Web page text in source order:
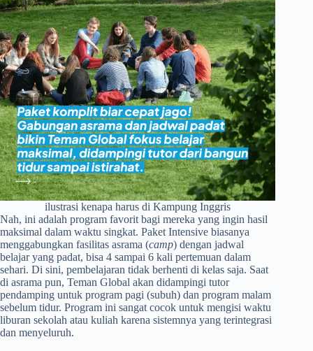
ilustrasi kenapa harus di Kampung Inggris
Nah, ini adalah program favorit bagi mereka yang ingin hasil
maksimal dalam waktu singkat. Paket Intensive biasanya
menggabungkan fasilitas asrama (camp) dengan jadwal
belajar yang padat, bisa 4 sampai 6 kali pertemuan dalam
sehari. Di sini, pembelajaran tidak berhenti di kelas saja. Saat
di asrama pun, Teman Global akan didampingi tutor
pendamping untuk program pagi (subuh) dan program malam
sebelum tidur. Program ini sangat cocok untuk mengisi waktu
liburan sekolah atau kuliah karena sistemnya yang terintegrasi
dan menyeluruh.